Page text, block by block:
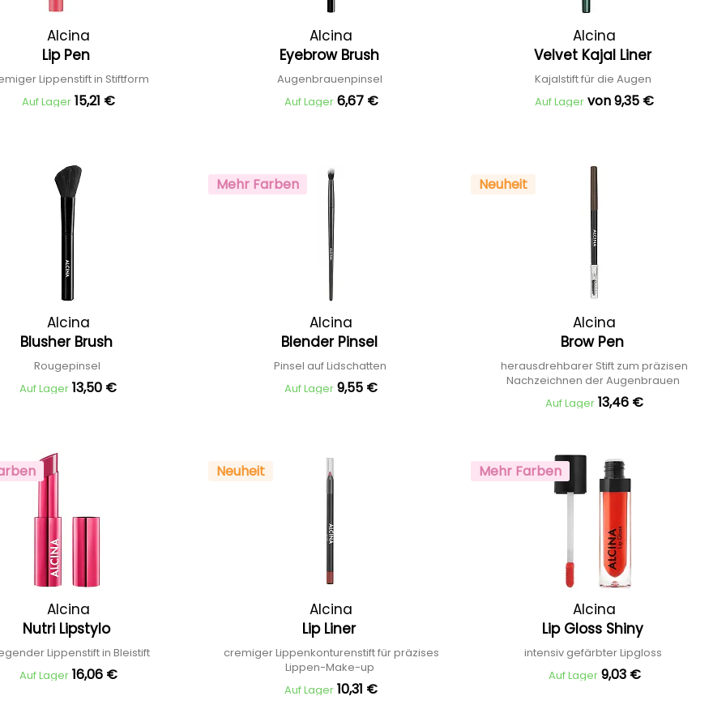
Alcina
Lip Pen
Lippenstift in Stiftform
Auf Lager 15,21 €
Alcina
Eyebrow Brush
Augenbrauenpinsel
Auf Lager 6,67 €
Alcina
Velvet Kajal Liner
Kajalstift für die Augen
Auf Lager von 9,35 €
Alcina
Blusher Brush
Rougepinsel
Auf Lager 13,50 €
Mehr Farben
Alcina
Blender Pinsel
Pinsel auf Lidschatten
Auf Lager 9,55 €
Neuheit
Alcina
Brow Pen
herausdrehbarer Stift zum präzisen
Nachzeichnen der Augenbrauen
Auf Lager 13,46 €
Alcina
Nutri Lipstylo
Lippenstift in Bleistift
Auf Lager 16,06 €
Neuheit
Alcina
Lip Liner
cremiger Lippenkonturenstift für präzises
Lippen-Make-up
Auf Lager 10,31 €
Mehr Farben
Alcina
Lip Gloss Shiny
intensiv gefärbter Lipgloss
Auf Lager 9,03 €